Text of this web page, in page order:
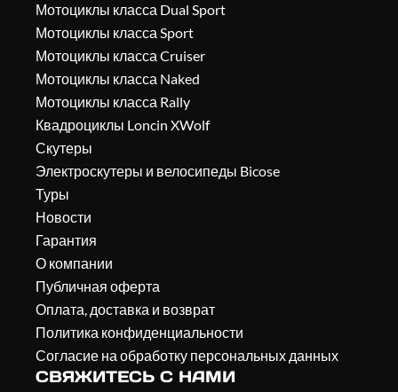
Мотоциклы класса Dual Sport
Мотоциклы класса Sport
Мотоциклы класса Cruiser
Мотоциклы класса Naked
Мотоциклы класса Rally
Квадроциклы Loncin XWolf
Скутеры
Электроскутеры и велосипеды Bicose
Туры
Новости
Гарантия
О компании
Публичная оферта
Оплата, доставка и возврат
Политика конфиденциальности
Согласие на обработку персональных данных
СВЯЖИТЕСЬ С НАМИ